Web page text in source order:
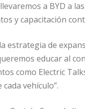
a BYD a
y capacitación
estrategia de
educar al
como Electric
vehículo”.